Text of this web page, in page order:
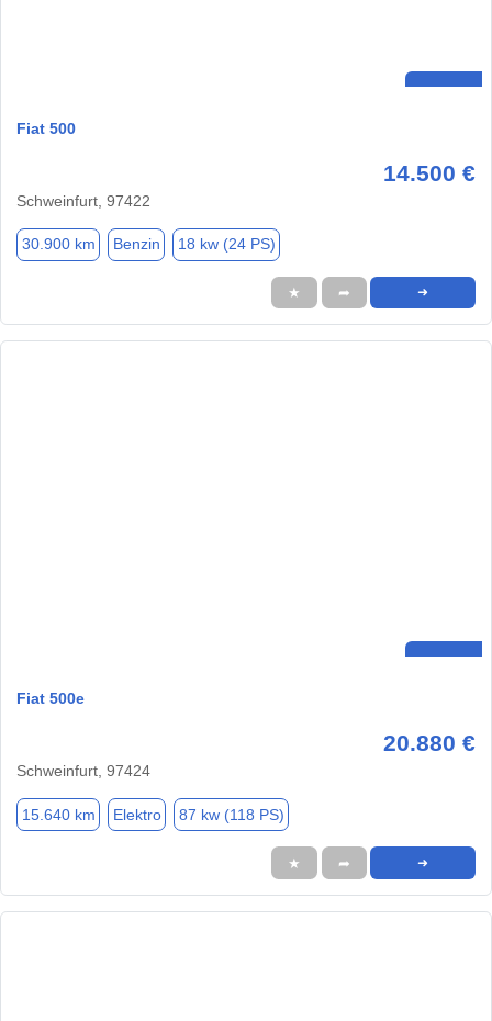
Fiat 500
14.500 €
Schweinfurt, 97422
30.900 km Benzin 18 kw (24 PS)
★ ➦ ➜
Fiat 500e
20.880 €
Schweinfurt, 97424
15.640 km Elektro 87 kw (118 PS)
★ ➦ ➜